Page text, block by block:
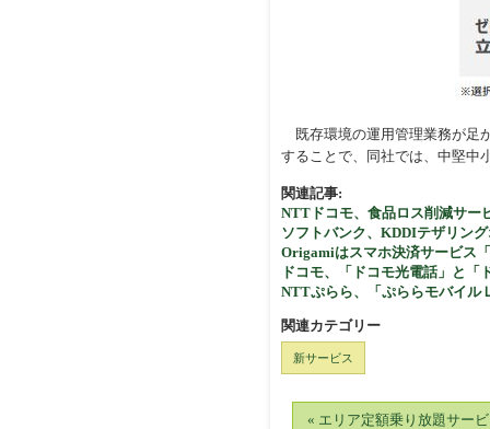
既存環境の運用管理業務が足
することで、同社では、中堅中
関連記事:
NTTドコモ、食品ロス削減サー
ソフトバンク、KDDIテザリン
Origamiはスマホ決済サービス
ドコモ、「ドコモ光電話」と
NTTぷらら、「ぷららモバイル
関連カテゴリー
新サービス
« エリア定額乗り放題サー